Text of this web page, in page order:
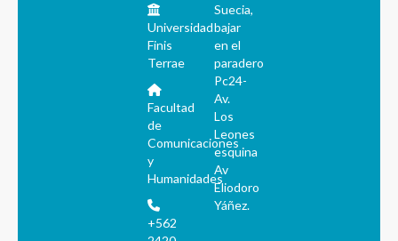
Universidad
Finis
Terrae
Facultad
de
Comunicaciones
y
Humanidades
+562
Suecia,
bajar
en el
paradero
Pc24-
Av.
Los
Leones
esquina
Av
Eliodoro
Yáñez.